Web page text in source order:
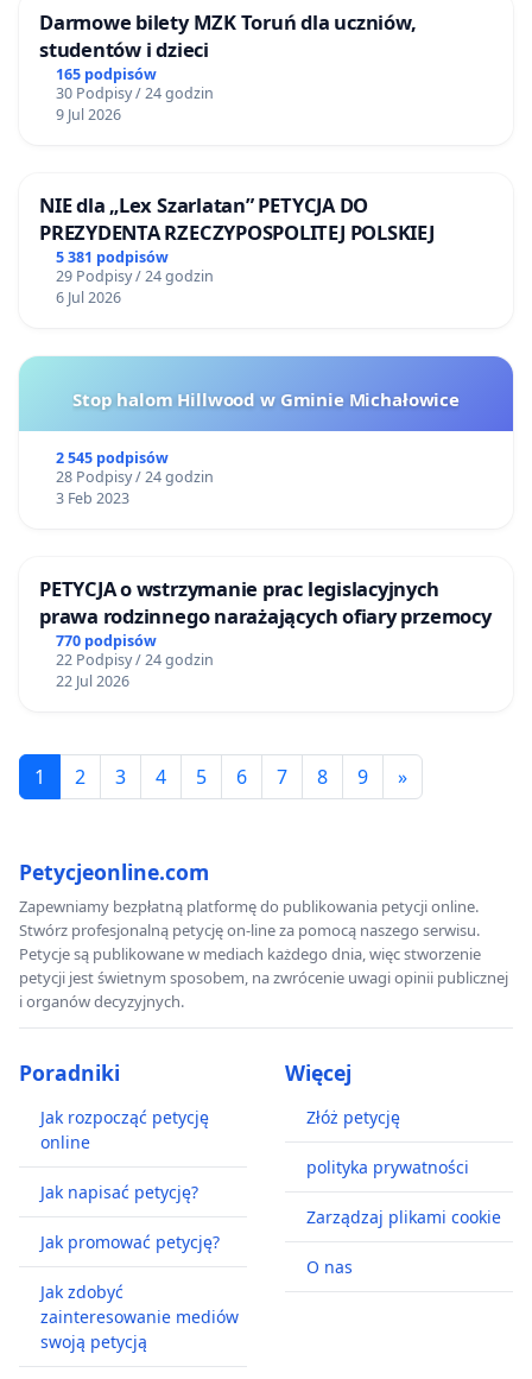
Darmowe bilety MZK Toruń dla uczniów,
studentów i dzieci
165 podpisów
30 Podpisy / 24 godzin
9 Jul 2026
NIE dla „Lex Szarlatan” PETYCJA DO
PREZYDENTA RZECZYPOSPOLITEJ POLSKIEJ
5 381 podpisów
29 Podpisy / 24 godzin
6 Jul 2026
Stop halom Hillwood w Gminie Michałowice
2 545 podpisów
28 Podpisy / 24 godzin
3 Feb 2023
PETYCJA o wstrzymanie prac legislacyjnych
prawa rodzinnego narażających ofiary przemocy
770 podpisów
22 Podpisy / 24 godzin
22 Jul 2026
1 2 3 4 5 6 7 8 9 »
Petycjeonline.com
Zapewniamy bezpłatną platformę do publikowania petycji online.
Stwórz profesjonalną petycję on-line za pomocą naszego serwisu.
Petycje są publikowane w mediach każdego dnia, więc stworzenie
petycji jest świetnym sposobem, na zwrócenie uwagi opinii publicznej
i organów decyzyjnych.
Poradniki
Jak rozpocząć petycję
online
Jak napisać petycję?
Jak promować petycję?
Jak zdobyć
zainteresowanie mediów
swoją petycją
Więcej
Złóż petycję
polityka prywatności
Zarządzaj plikami cookie
O nas